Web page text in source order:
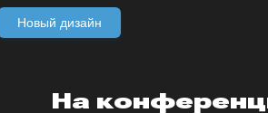
Новый дизайн